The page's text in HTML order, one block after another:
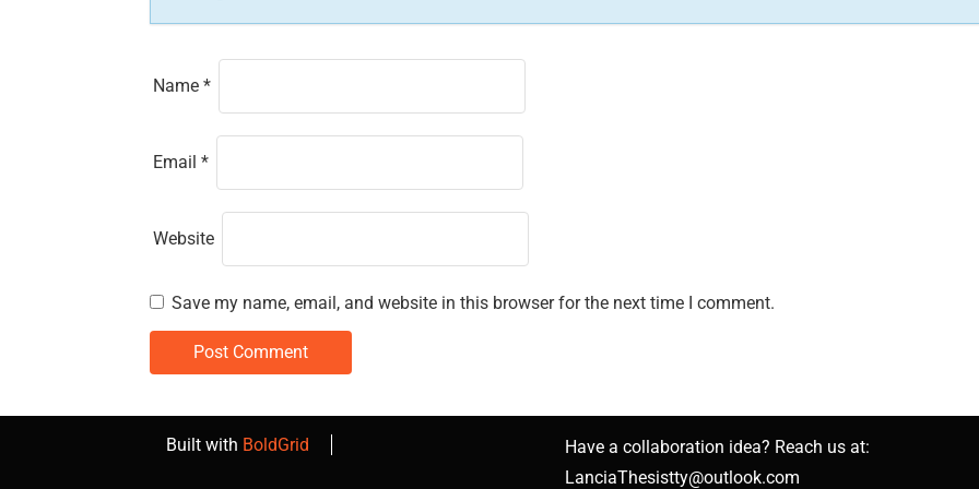
o
n
Name *
Email *
Website
Save my name, email, and website in this browser for the next time I comment.
Built with BoldGrid
Have a collaboration idea? Reach us at:
LanciaThesistty@outlook.com